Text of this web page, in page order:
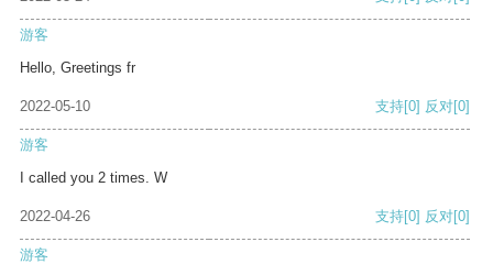
游客
Hello, Greetings fr
2022-05-10 支持[0] 反对[0]
游客
I called you 2 times. W
2022-04-26 支持[0] 反对[0]
游客